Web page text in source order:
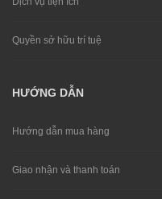
Quyền sở hữu trí tuệ
HƯỚNG DẪN
Hướng dẫn mua hàng
Giao nhận và thanh toán